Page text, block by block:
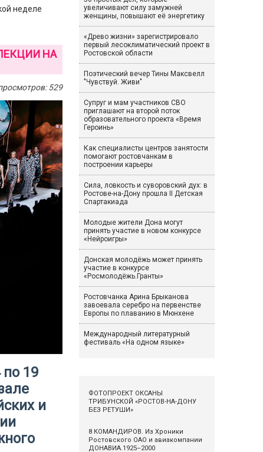
неделе
НА
529
19
и
увеличивают силу замужней
женщины, повышают её энергетику
«Древо жизни» зарегистрировало
первый лесоклиматический проект в
Ростовской области
Поэтический вечер Тины Максвелл
"Чувствуй. Живи"
Супруг и мам участников СВО
приглашают на второй поток
образовательного проекта «Время
Героинь»
Как специалисты центров занятости
помогают ростовчанкам в
построении карьеры
Сила, ловкость и суворовский дух: в
Ростове-на-Дону прошла II Детская
Спартакиада
Молодые жители Дона могут
принять участие в новом конкурсе
«Нейроигры»
Донская молодёжь может принять
участие в конкурсе
«Росмолодёжь.Гранты»
Ростовчанка Арина Брыканова
завоевала серебро на первенстве
Европы по плаванию в Мюнхене
Международный литературный
фестиваль «На одном языке»
ФОТОПРОЕКТ ОКСАНЫ
ТРИБУНСКОЙ «РОСТОВ-НА-ДОНУ
БЕЗ РЕТУШИ»
8 КОМАНДИРОВ. Из Хроники
Ростовского ОАО и авиакомпании
ДОНАВИА.1925–2000